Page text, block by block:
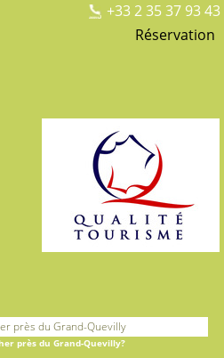
+33 2 35 37 93 43
Réservation
près du Grand-Quevilly
près du Grand-Quevilly?